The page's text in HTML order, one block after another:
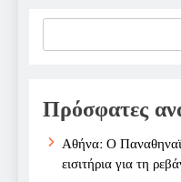
Πρόσφατες
Αθήνα: Ο
εισιτήρια για τη